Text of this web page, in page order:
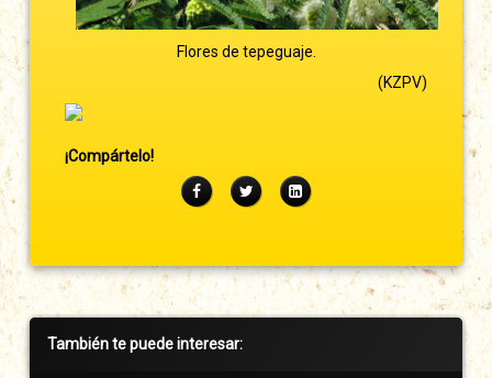
Flores de tepeguaje.
(KZPV)
¡Compártelo!
FacebookTwitterLinkedIn
Barra
También te puede interesar: